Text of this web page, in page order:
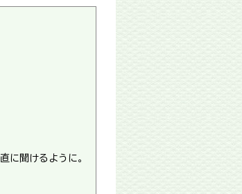
に聞けるように。